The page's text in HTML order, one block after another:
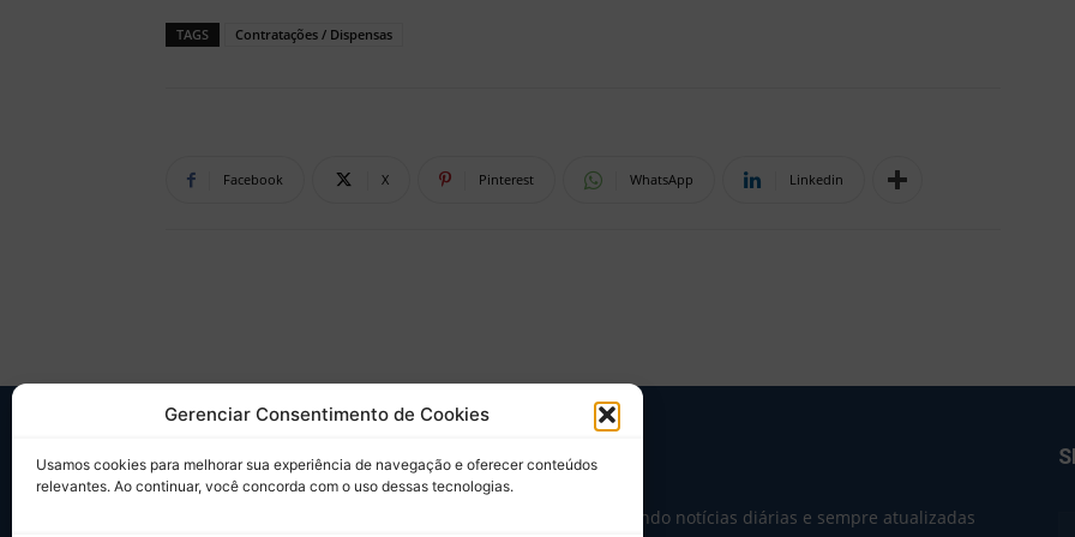
Gerenciar Consentimento de Cookies
Usamos cookies para melhorar sua experiência de navegação e oferecer conteúdos
relevantes. Ao continuar, você concorda com o uso dessas tecnologias.
TAGS Contratações / Dispensas
Facebook X Pinterest WhatsApp Linkedin
SOBRE NÓS
Desde 2004 trazendo notícias diárias e sempre atualizadas